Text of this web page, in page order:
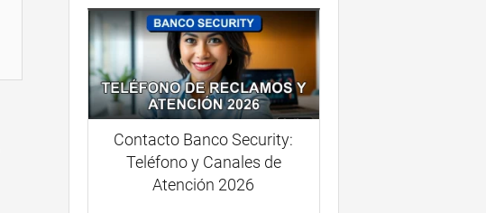
Contacto Banco Security:
Teléfono y Canales de
Atención 2026